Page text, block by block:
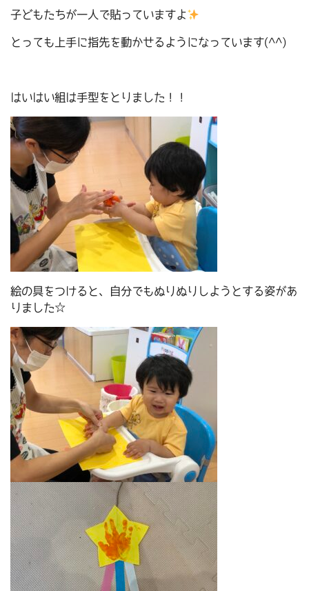
子どもたちが一人で貼っていますよ
とっても上手に指先を動かせるようになっています(^^)
はいはい組は手型をとりました！！
絵の具をつけると、自分でもぬりぬりしようとする姿があ
りました☆